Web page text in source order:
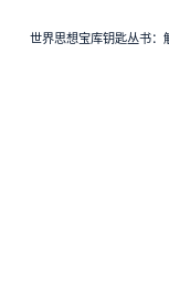
世界思想宝库钥匙丛书：